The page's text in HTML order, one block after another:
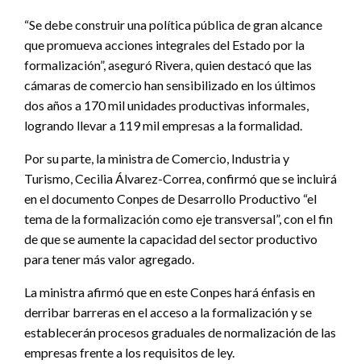
“Se debe construir una política pública de gran alcance
que promueva acciones integrales del Estado por la
formalización”, aseguró Rivera, quien destacó que las
cámaras de comercio han sensibilizado en los últimos
dos años a 170 mil unidades productivas informales,
logrando llevar a 119 mil empresas a la formalidad.
Por su parte, la ministra de Comercio, Industria y
Turismo, Cecilia Álvarez-Correa, confirmó que se incluirá
en el documento Conpes de Desarrollo Productivo “el
tema de la formalización como eje transversal”, con el fin
de que se aumente la capacidad del sector productivo
para tener más valor agregado.
La ministra afirmó que en este Conpes hará énfasis en
derribar barreras en el acceso a la formalización y se
establecerán procesos graduales de normalización de las
empresas frente a los requisitos de ley.